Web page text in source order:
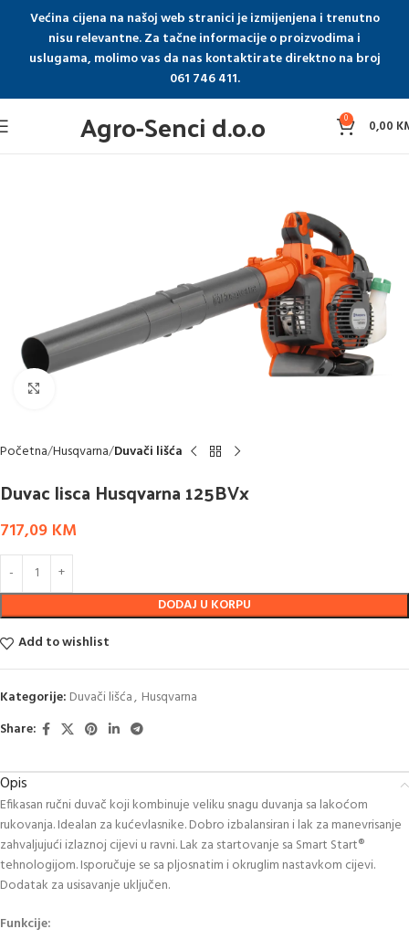
Većina cijena na našoj web stranici je izmijenjena i trenutno
nisu relevantne. Za tačne informacije o proizvodima i
uslugama, molimo vas da nas kontaktirate direktno na broj
061 746 411.
Agro-Senci d.o.o 0 0,00
Početna Husqvarna Duvači lišća
Duvac lisca Husqvarna 125BVx
717,09 KM
DODAJ U KORPU
Add to wishlist
Kategorije: Duvači lišća, Husqvarna
Share:
Opis
Efikasan ručni duvač koji kombinuje veliku snagu duvanja sa lakoćom
rukovanja. Idealan za kućevlasnike. Dobro izbalansiran i lak za manevrisanje
zahvaljujući izlaznoj cijevi u ravni. Lak za startovanje sa Smart Start®
tehnologijom. Isporučuje se sa pljosnatim i okruglim nastavkom cijevi.
Dodatak za usisavanje uključen.
Funkcije: